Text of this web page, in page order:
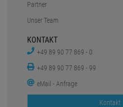
Partner
Unser Team
KONTAKT
+49 89 90 77 869 - 0
+49 89 90 77 869 - 99
eMail - Anfrage
Kontakt